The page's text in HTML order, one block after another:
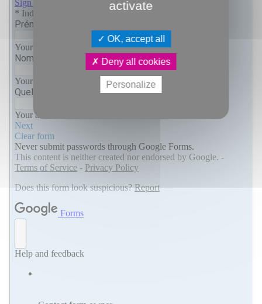
activate
OK, accept all
Deny all cookies
Personalize